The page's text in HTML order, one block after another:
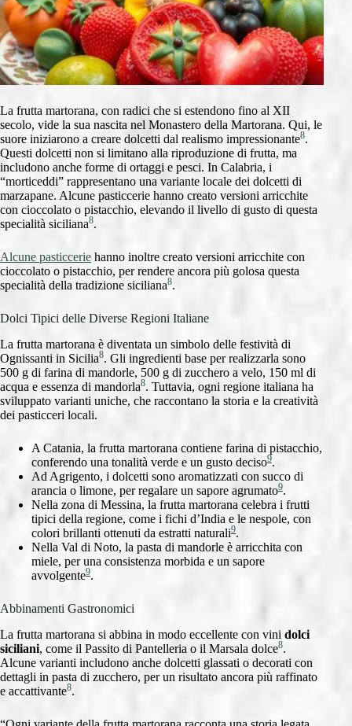
La frutta martorana, con radici che si estendono fino al XII
secolo, vide la sua nascita nel Monastero della Martorana. Qui, le
suore iniziarono a creare dolcetti dal realismo impressionante8.
Questi dolcetti non si limitano alla riproduzione di frutta, ma
includono anche forme di ortaggi e pesci. In Calabria, i
“morticeddi” rappresentano una variante locale dei dolcetti di
marzapane. Alcune pasticcerie hanno creato versioni arricchite
con cioccolato o pistacchio, elevando il livello di gusto di questa
specialità siciliana8.
Alcune pasticcerie hanno inoltre creato versioni arricchite con
cioccolato o pistacchio, per rendere ancora più golosa questa
specialità della tradizione siciliana8.
Dolci Tipici delle Diverse Regioni Italiane
La frutta martorana è diventata un simbolo delle festività di
Ognissanti in Sicilia8. Gli ingredienti base per realizzarla sono
500 g di farina di mandorle, 500 g di zucchero a velo, 150 ml di
acqua e essenza di mandorla8. Tuttavia, ogni regione italiana ha
sviluppato varianti uniche, che raccontano la storia e la creatività
dei pasticceri locali.
A Catania, la frutta martorana contiene farina di pistacchio,
conferendo una tonalità verde e un gusto deciso9.
Ad Agrigento, i dolcetti sono aromatizzati con succo di
arancia o limone, per regalare un sapore agrumato9.
Nella zona di Messina, la frutta martorana celebra i frutti
tipici della regione, come i fichi d’India e le nespole, con
colori brillanti ottenuti da estratti naturali9.
Nella Val di Noto, la pasta di mandorle è arricchita con
miele, per una consistenza morbida e un sapore
avvolgente9.
Abbinamenti Gastronomici
La frutta martorana si abbina in modo eccellente con vini dolci
siciliani, come il Passito di Pantelleria o il Marsala dolce8.
Alcune varianti includono anche dolcetti glassati o decorati con
dettagli in pasta di zucchero, per un risultato ancora più raffinato
e accattivante8.